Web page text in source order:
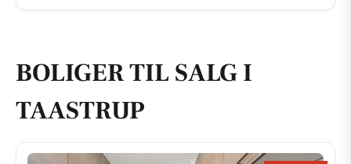
BOLIGER TIL SALG I
TAASTRUP